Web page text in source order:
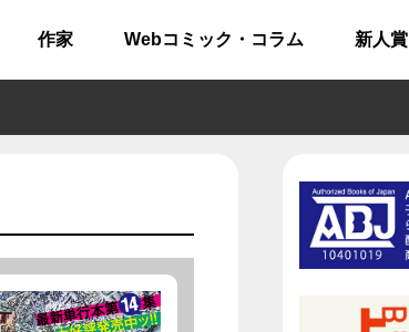
作家 Webコミック・コラム 新人賞